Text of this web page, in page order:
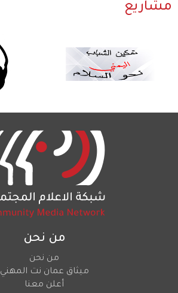
مشاريع
من نحن
من نحن
ميثاق عمان نت المهني
أعلن معنا